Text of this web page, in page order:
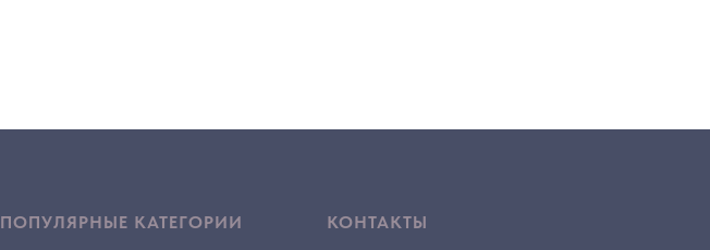
ПОПУЛЯРНЫЕ КАТЕГОРИИ КОНТАКТЫ